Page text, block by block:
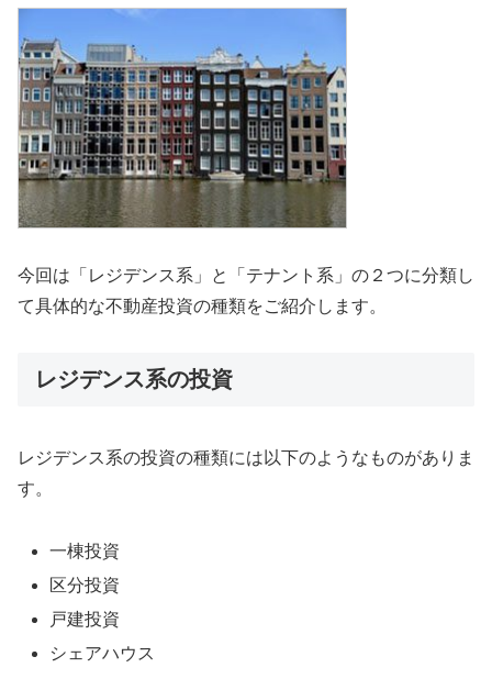
今回は「レジデンス系」と「テナント系」の２つに分類し
て具体的な不動産投資の種類をご紹介します。
レジデンス系の投資
レジデンス系の投資の種類には以下のようなものがありま
す。
一棟投資
区分投資
戸建投資
シェアハウス